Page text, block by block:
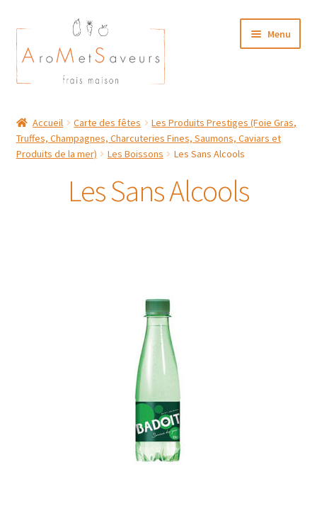
Aller
à
la
navigation
Aller
au
contenu
Menu
Plat du Jour/ Menu Week end
NOS BOUTIQUES
Accueil Carte des fêtes
Les Produits Prestiges (Foie Gras,
Truffes, Champagnes, Charcuteries Fines, Saumons, Caviars et
Produits de la mer)
Les Boissons Les Sans Alcools
Les Sans Alcools